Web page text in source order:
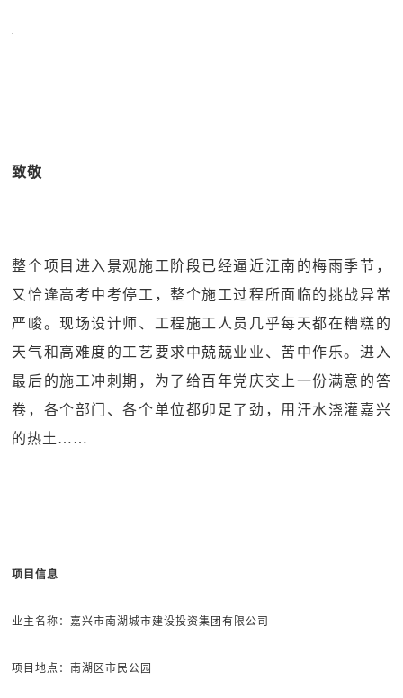
致敬
整个项目进入景观施工阶段已经逼近江南的梅雨季节，
又恰逢高考中考停工，整个施工过程所面临的挑战异常
严峻。现场设计师、工程施工人员几乎每天都在糟糕的
天气和高难度的工艺要求中兢兢业业、苦中作乐。进入
最后的施工冲刺期，为了给百年党庆交上一份满意的答
卷，各个部门、各个单位都卯足了劲，用汗水浇灌嘉兴
的热土……
项目信息
业主名称：嘉兴市南湖城市建设投资集团有限公司
项目地点：南湖区市民公园